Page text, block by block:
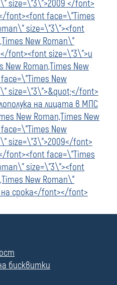
size=\"3\">2009 </font>
font><font face=\"Times
size=\"3\"><font
New Roman\"
font><font size=\"3\">и
Roman,Times New
New
size=\"3\">&quot;</font>
на лицата в МПС
New Roman,Times New
New
size=\"3\">2009</font>
font><font face=\"Times
size=\"3\"><font
New Roman\"
срока</font></font>
бисквитки